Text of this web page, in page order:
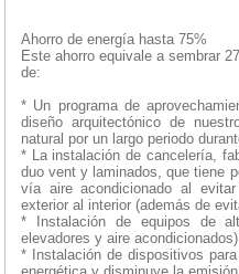
Ahorro de energía hasta 75%
Este ahorro equivale a sembrar
de:
* Un programa de
diseño arquitectónico de
natural por un largo periodo
* La instalación de cancelería,
duo vent y laminados, que tiene
vía aire acondicionado al
exterior al interior (además de
* Instalación de equipos de
elevadores y aire
* Instalación de dispositivos